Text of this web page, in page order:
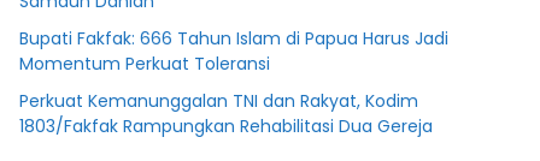
Bupati Fakfak: 666 Tahun Islam di Papua Harus Jadi
Momentum Perkuat Toleransi
Perkuat Kemanunggalan TNI dan Rakyat, Kodim
1803/Fakfak Rampungkan Rehabilitasi Dua Gereja